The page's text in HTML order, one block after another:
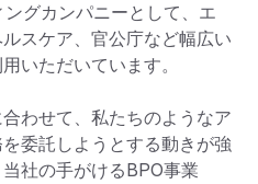
グカンパニーとして、エ
スケア、官公庁など幅広い
いただいています。
わせて、私たちのようなア
委託しようとする動きが強
社の手がけるBPO事業